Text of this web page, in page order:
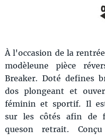
À l'occasion de la
modèleune pièce
Breaker. Doté defines
dos plongeant et
féminin et sportif. Il
sur les côtés afin de
queson retrait.